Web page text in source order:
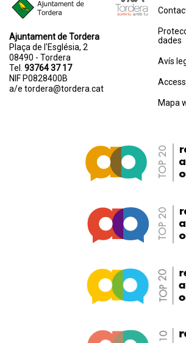
Ajuntament de Tordera
Plaça de l'Església, 2
08490 - Tordera
Tel. 93764 37 17
NIF P0828400B
a/e tordera@tordera.cat
dades
Avís
Mapa